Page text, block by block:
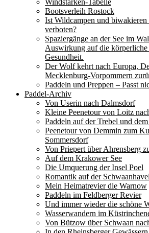
Windstärken-Tabelle
Bootsverleih Rostock
Ist Wildcampen und biwakieren
verboten?
Spaziergänge an der See im
Auswirkung auf die körperliche
Gesundheit.
Der Wolf kehrt nach Europa,
Mecklenburg-Vorpommern
Paddeln und Preppen – Passt
Paddel-Archiv
Von Userin nach Dalmsdorf
Kleine Peenetour von Loitz
Paddeln auf der Trebel und
Peenetour von Demmin zum
Sommersdorf
Von Priepert über Ahrensberg
Auf dem Krakower See
Die Umquerung der Insel Poel
Romantik auf der Schwaanhavel
Mein Heimatrevier die Warnow
Paddeln im Feldberger Revier
Und immer wieder die schöne
Wasserwandern im
Von Bützow über Schwaan